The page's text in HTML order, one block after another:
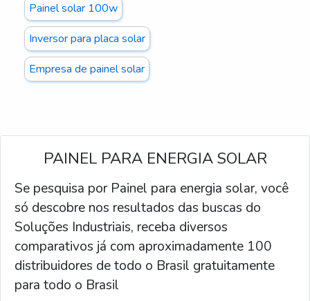
Painel solar 100w
Inversor para placa solar
Empresa de painel solar
PAINEL PARA ENERGIA SOLAR
Se pesquisa por Painel para energia solar, você
só descobre nos resultados das buscas do
Soluções Industriais, receba diversos
comparativos já com aproximadamente 100
distribuidores de todo o Brasil gratuitamente
para todo o Brasil